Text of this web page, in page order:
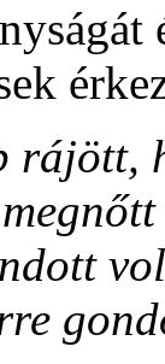
rájött,